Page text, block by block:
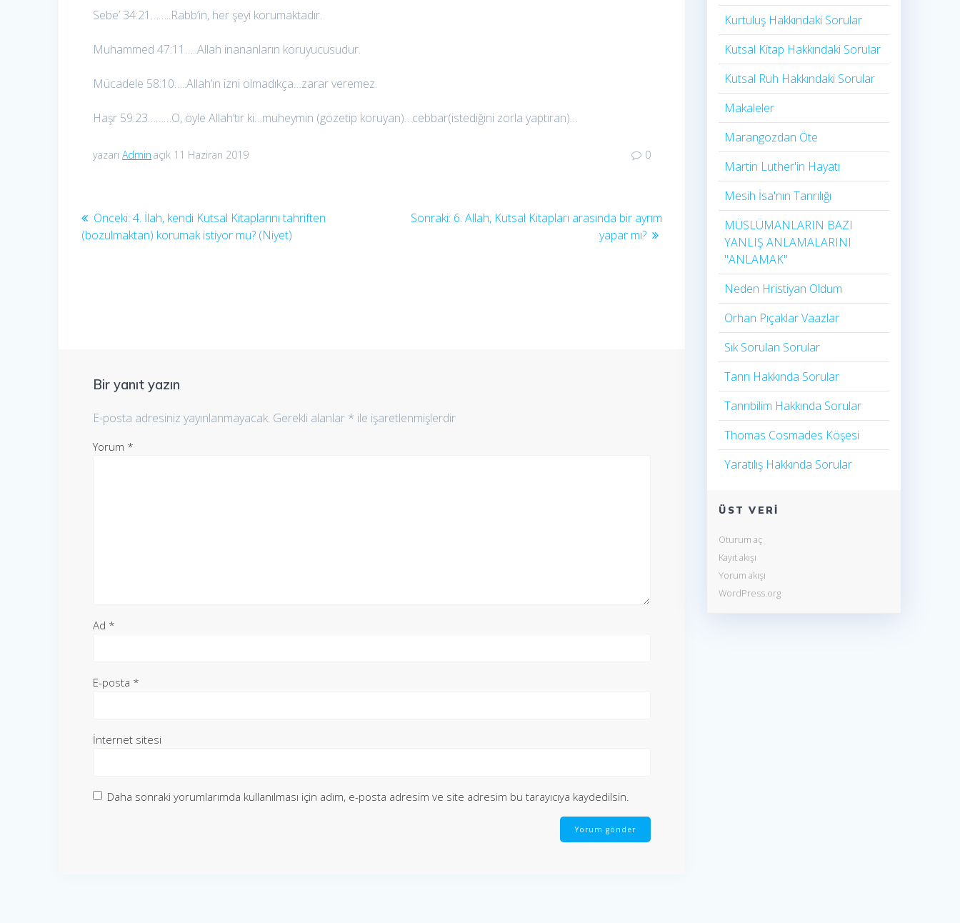
Sebe’ 34:21……..Rabb’in, her şeyi korumaktadır.
Muhammed 47:11…..Allah inananların koruyucusudur.
Mücadele 58:10…..Allah’ın izni olmadıkça…zarar veremez.
Haşr 59:23………O, öyle Allah’tır ki…müheymin (gözetip koruyan)…cebbar(istediğini zorla yaptıran)…
yazarıAdmin açık 11 Haziran 2019 0
Yazı
gezinmesi
Önceki: Önceki
yazı:
4. İlah, kendi Kutsal Kitaplarını tahriften
(bozulmaktan) korumak istiyor mu? (Niyet)
Sonraki: Sonraki
6. Allah, Kutsal Kitapları arasında bir ayrım
yapar mı?
Bir yanıt yazın
E-posta adresiniz yayınlanmayacak. Gerekli alanlar * ile işaretlenmişlerdir
Yorum *
Ad *
E-posta *
İnternet sitesi
Daha sonraki yorumlarımda kullanılması için adım, e-posta adresim ve site adresim bu tarayıcıya kaydedilsin.
Kurtuluş Hakkındaki Sorular
Kutsal Kitap Hakkındaki Sorular
Kutsal Ruh Hakkındaki Sorular
Makaleler
Marangozdan Öte
Martin Luther'in Hayatı​
Mesih İsa'nın Tanrılığı​
MÜSLÜMANLARIN BAZI
YANLIŞ ANLAMALARINI
"ANLAMAK"
Neden Hristiyan Oldum​
Orhan Pıçaklar Vaazlar
Sık Sorulan Sorular
Tanrı Hakkında Sorular
Tanrıbilim Hakkında Sorular
Thomas Cosmades Köşesi
Yaratılış Hakkında Sorular
ÜST VERI
Oturum aç
Kayıt akışı
Yorum akışı
WordPress.org